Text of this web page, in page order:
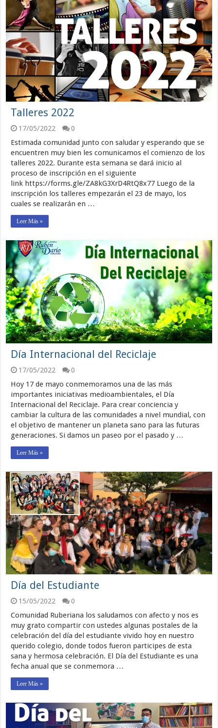
Talleres 2022
17/05/2022
0
Estimada comunidad junto con saludar y esperando que se
encuentren muy bien les comunicamos el comienzo de los
talleres 2022. Durante esta semana se dará inicio al
proceso de inscripción en el siguiente
link https://forms.gle/ZA8kG3XrD4RtQ8x77 Luego de la
inscripción los talleres empezarán el 23 de mayo, los
cuales se realizarán en …
Leer Más »
Día Internacional del Reciclaje
17/05/2022
0
Hoy 17 de mayo conmemoramos una de las más
importantes iniciativas medioambientales, el Día
Internacional del Reciclaje. Para crear conciencia y
cambiar la cultura de las comunidades a nivel mundial, con
el objetivo de mantener un planeta sano para las futuras
generaciones. Si damos un paseo por el pasado y …
Leer Más »
Día del Estudiante
15/05/2022
0
Comunidad Ruberiana los saludamos con afecto y nos es
muy grato compartir con ustedes algunas postales de la
celebración del día del estudiante vivido hoy en nuestro
querido colegio, donde todos fueron participes de esta
sana y hermosa celebración. El Día del Estudiante es una
fecha anual que se conmemora …
Leer Más »